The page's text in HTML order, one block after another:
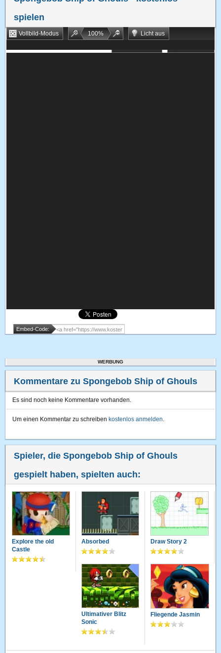
spielen
Vollbild-Modus 100%
Licht aus
Embed-Code:
WERBUNG
Kommentare zu Spongebob Ship of Ghouls
Es sind noch keine Kommentare vorhanden.
Um einen Kommentar zu schreiben kostenlos anmelden.
Spieler, die Spongebob Ship of Ghouls
gespielt haben, spielten auch:
Explore the old
Castle
Absorbed Draw Story 2
Ultimativer Blitz
Sonic
Fliegende Jasmin